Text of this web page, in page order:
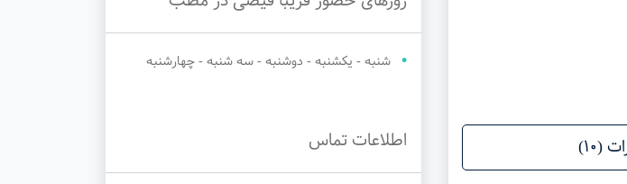
(10)
شنبه - یکشنبه - دوشنبه - سه شنبه - چهارشنبه
اطلاعات تماس